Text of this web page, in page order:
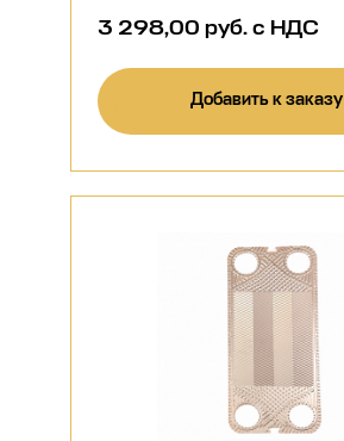
3 298,00 руб. с НДС
Добавить к заказу